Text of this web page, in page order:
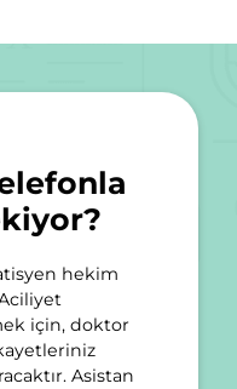
hekim
için, doktor
Asistan